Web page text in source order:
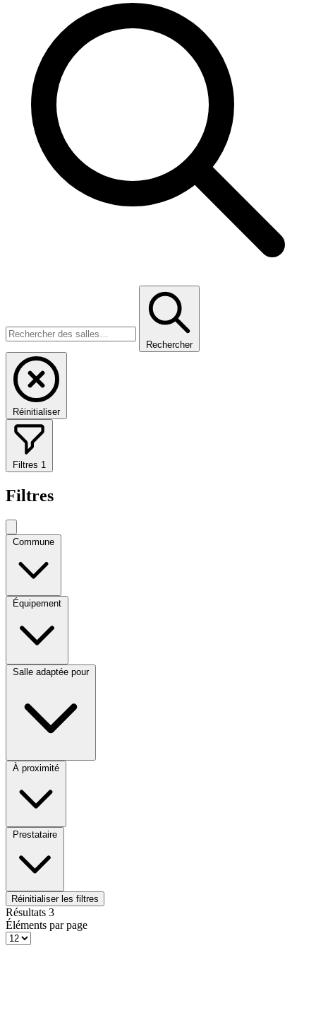
Rechercher
Réinitialiser
Filtres 1
Filtres
Commune
Équipement
Salle adaptée pour
À proximité
Prestataire
Réinitialiser les filtres
Résultats 3
Éléments par page